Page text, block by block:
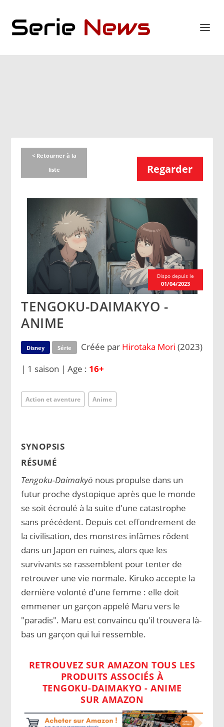
< Retourner à la
liste
Regarder
Dispo depuis le
01/04/2023
TENGOKU-DAIMAKYO -
ANIME
Disney Série Créée par Hirotaka Mori (2023)
| 1 saison | Age : 16+
Action et aventure Anime
SYNOPSIS
RÉSUMÉ
Tengoku-Daimakyō nous propulse dans un
futur proche dystopique après que le monde
se soit écroulé à la suite d'une catastrophe
sans précédent. Depuis cet effondrement de
la civilisation, des monstres infâmes rôdent
dans un Japon en ruines, alors que les
survivants se rassemblent pour tenter de
retrouver une vie normale. Kiruko accepte la
dernière volonté d'une femme : elle doit
emmener un garçon appelé Maru vers le
"paradis". Maru est convaincu qu'il trouvera là-
bas un garçon qui lui ressemble.
RETROUVEZ SUR AMAZON TOUS LES
PRODUITS ASSOCIÉS À
TENGOKU-DAIMAKYO - ANIME
SUR AMAZON